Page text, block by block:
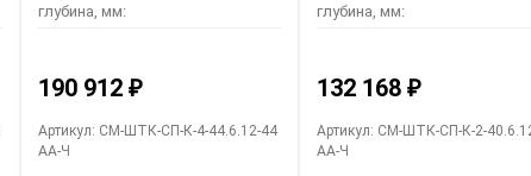
глубина, мм:
190 912 ₽
Артикул: CM-ШТК-СП-К-4-44.6.12-44
АА-Ч
глубина, мм:
132 168 ₽
Артикул: CM-ШТК-СП-К-2-
АА-Ч